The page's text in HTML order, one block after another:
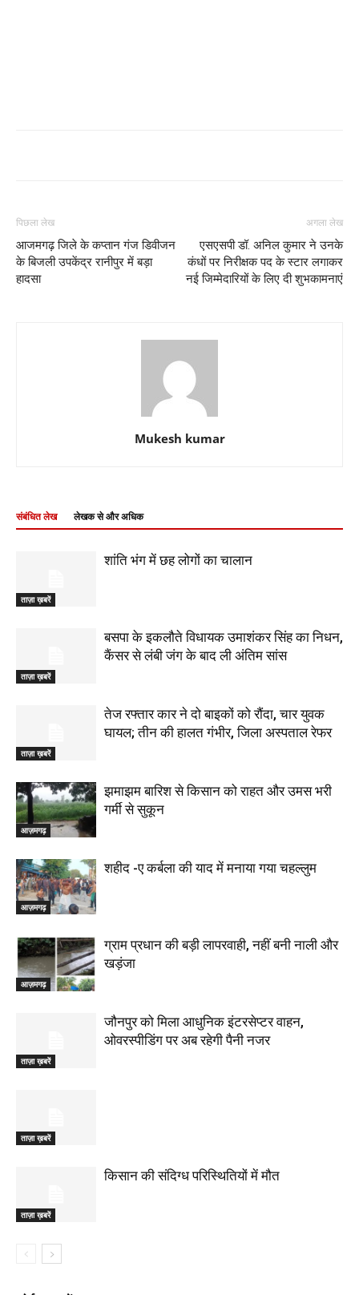
पिछला लेख
आजमगढ़ जिले के कप्तान गंज डिवीजन
के बिजली उपकेंद्र रानीपुर में बड़ा
हादसा
अगला लेख
एसएसपी डॉ. अनिल कुमार ने उनके
कंधों पर निरीक्षक पद के स्टार लगाकर
नई जिम्मेदारियों के लिए दी शुभकामनाएं
Mukesh kumar
संबंधित लेख लेखक से और अधिक
ताज़ा ख़बरें
शांति भंग में छह लोगों का चालान
ताज़ा ख़बरें
बसपा के इकलौते विधायक उमाशंकर सिंह का निधन,
कैंसर से लंबी जंग के बाद ली अंतिम सांस
ताज़ा ख़बरें
तेज रफ्तार कार ने दो बाइकों को रौंदा, चार युवक
घायल; तीन की हालत गंभीर, जिला अस्पताल रेफर
आज़मगढ़
झमाझम बारिश से किसान को राहत और उमस भरी
गर्मी से सुकून
आज़मगढ़
शहीद -ए कर्बला की याद में मनाया गया चहल्लुम
आज़मगढ़
ग्राम प्रधान की बड़ी लापरवाही, नहीं बनी नाली और
खड़ंजा
ताज़ा ख़बरें
जौनपुर को मिला आधुनिक इंटरसेप्टर वाहन,
ओवरस्पीडिंग पर अब रहेगी पैनी नजर
ताज़ा ख़बरें
ताज़ा ख़बरें
किसान की संदिग्ध परिस्थितियों में मौत